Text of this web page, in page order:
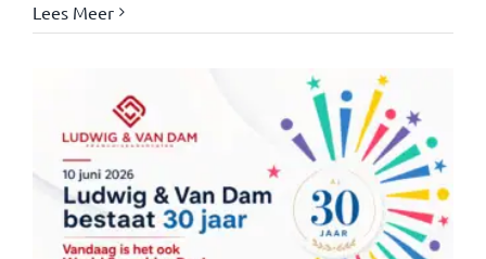
Lees Meer